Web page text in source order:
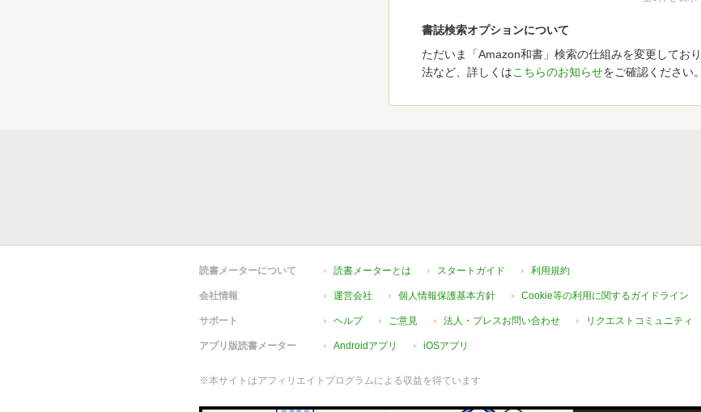
書誌検索オプションについて
ただいま「Amazon和書」検索の仕組みを変更してお
法など、詳しくはこちらのお知らせをご確認ください。
読書メーターについて 読書メーターとは スタートガイド 利用規約
会社情報 運営会社 個人情報保護基本方針 Cookie等の利用に関するガイドライン
サポート ヘルプ ご意見 法人・プレスお問い合わせ リクエストコミュニティ
アプリ版読書メーター Androidアプリ iOSアプリ
※本サイトはアフィリエイトプログラムによる収益を得ています